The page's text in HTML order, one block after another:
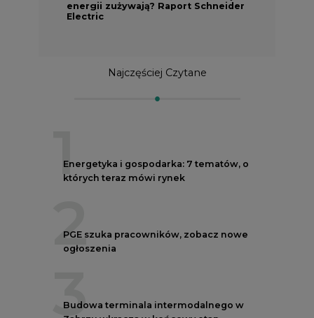
energii zużywają? Raport Schneider
Electric
Najczęściej Czytane
1
Energetyka i gospodarka: 7 tematów, o
których teraz mówi rynek
2
PGE szuka pracowników, zobacz nowe
ogłoszenia
3
Budowa terminala intermodalnego w